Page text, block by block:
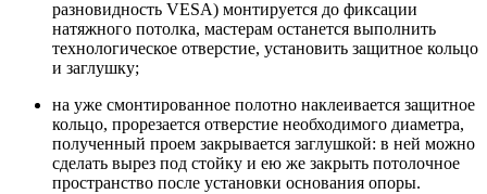
разновидность VESA) монтируется до фиксации
натяжного потолка, мастерам останется выполнить
технологическое отверстие, установить защитное кольцо
и заглушку;
на уже смонтированное полотно наклеивается защитное
кольцо, прорезается отверстие необходимого диаметра,
полученный проем закрывается заглушкой: в ней можно
сделать вырез под стойку и ею же закрыть потолочное
пространство после установки основания опоры.